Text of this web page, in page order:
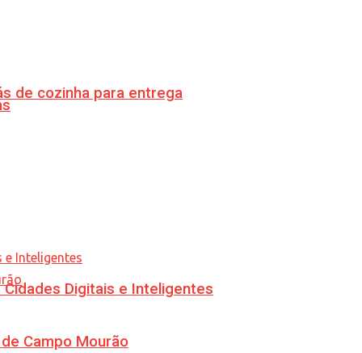
de cozinha para entrega
Campo Mourão
Digitais e Inteligentes